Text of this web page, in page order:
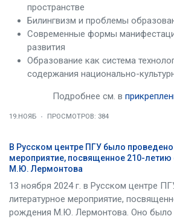
пространстве
Билингвизм и проблемы
Современные формы
развития
Образование как система
содержания национально-
Подробнее см. в
19.НОЯБ ПРОСМОТРОВ: 384
В Русском центре ПГУ было проведено
мероприятие, посвященное 210-
М.Ю. Лермонтова
13 ноября 2024 г. в Русском центре
литературное мероприятие,
рождения М.Ю. Лермонтова. Оно было